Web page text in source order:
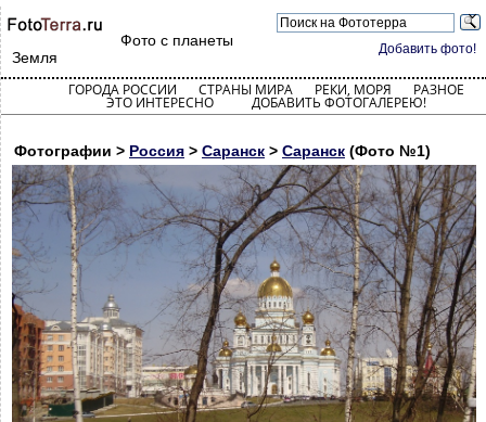
Добавить фото!
Фото с планеты
Земля
ГОРОДА РОССИИ СТРАНЫ МИРА РЕКИ, МОРЯ РАЗНОЕ
ЭТО ИНТЕРЕСНО ДОБАВИТЬ ФОТОГАЛЕРЕЮ!
Фотографии > Россия > Саранск > Саранск (Фото №1)